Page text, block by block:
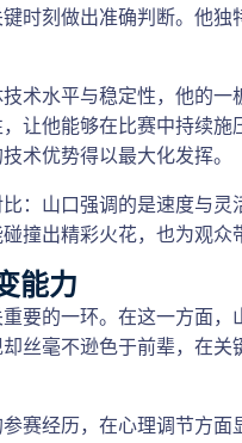
时刻做出准确判断。他
术水平与稳定性，他的
让他能够在比赛中持续
术优势得以最大化发挥。
：山口强调的是速度与
撞出精彩火花，也为观众
能力
要的一环。在这一方面
丝毫不逊色于前辈，在
赛经历，在心理调节方